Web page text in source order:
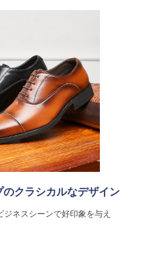
クラシカルなデザイン
ネスシーンで好印象を与え